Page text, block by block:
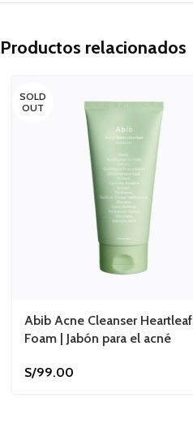
Productos relacionados
SOLD
OUT
Abib Acne Cleanser Heartleaf
Foam | Jabón para el acné
S/99.00